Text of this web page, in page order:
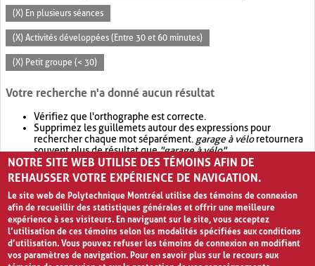
(X) En plusieurs séances
(X) Activités développées (Entre 30 et 60 minutes)
(X) Petit groupe (< 30)
Votre recherche n'a donné aucun résultat
Vérifiez que l'orthographe est correcte.
Supprimez les guillemets autour des expressions pour
rechercher chaque mot séparément. garage à véloretournera
souvent plus de résultat que"garage à vélo".
Envisagez d'élargir votre recherche avec OR.garage OR vélo
retournera souvent plus de résultat quegarage à vélo
NOTRE SITE WEB UTILISE DES TÉMOINS AFIN DE
REHAUSSER VOTRE EXPÉRIENCE DE NAVIGATION.
Le site web de Polytechnique Montréal utilise des témoins de connexion
afin de recueillir des statistiques générales et offrir une meilleure
expérience à ses visiteurs. En naviguant sur le site, vous acceptez
l’utilisation de ces témoins selon les modalités spécifiées aux conditions
d’utilisation. Vous pouvez refuser les témoins de connexion en modifiant
vos paramètres de navigation. Pour en savoir plus sur le recours aux